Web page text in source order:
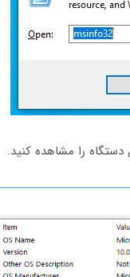
دستگاه را مشاهده کنید.